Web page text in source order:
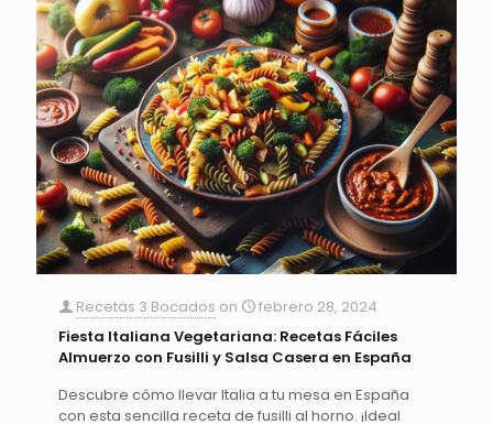
Recetas 3 Bocados on
febrero 28, 2024
Fiesta Italiana Vegetariana: Recetas Fáciles
Almuerzo con Fusilli y Salsa Casera en España
Descubre cómo llevar Italia a tu mesa en España
con esta sencilla receta de fusilli al horno. ¡Ideal